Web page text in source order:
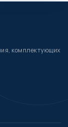
комплектующих